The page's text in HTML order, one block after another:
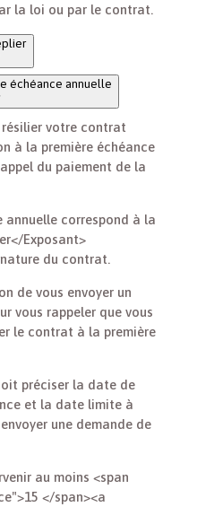
la loi ou par le contrat.
échéance annuelle
votre contrat
à la première échéance
du paiement de la
annuelle correspond à la
Exposant>
du contrat.
de vous envoyer un
vous rappeler que vous
le contrat à la première
préciser la date de
et la date limite à
une demande de
au moins <span
</span><a